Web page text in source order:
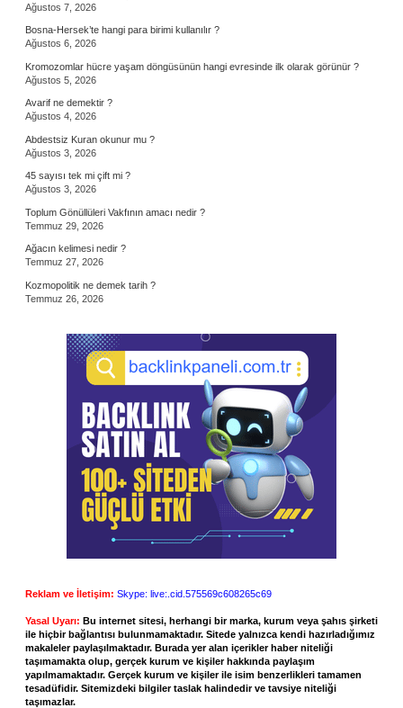
Ağustos 7, 2026
Bosna-Hersek’te hangi para birimi kullanılır ?
Ağustos 6, 2026
Kromozomlar hücre yaşam döngüsünün hangi evresinde ilk olarak görünür ?
Ağustos 5, 2026
Avarif ne demektir ?
Ağustos 4, 2026
Abdestsiz Kuran okunur mu ?
Ağustos 3, 2026
45 sayısı tek mi çift mi ?
Ağustos 3, 2026
Toplum Gönüllüleri Vakfının amacı nedir ?
Temmuz 29, 2026
Ağacın kelimesi nedir ?
Temmuz 27, 2026
Kozmopolitik ne demek tarih ?
Temmuz 26, 2026
Reklam ve İletişim: Skype: live:.cid.575569c608265c69
Yasal Uyarı: Bu internet sitesi, herhangi bir marka, kurum veya şahıs şirketi
ile hiçbir bağlantısı bulunmamaktadır. Sitede yalnızca kendi hazırladığımız
makaleler paylaşılmaktadır. Burada yer alan içerikler haber niteliği
taşımamakta olup, gerçek kurum ve kişiler hakkında paylaşım
yapılmamaktadır. Gerçek kurum ve kişiler ile isim benzerlikleri tamamen
tesadüfidir. Sitemizdeki bilgiler taslak halindedir ve tavsiye niteliği
taşımazlar.